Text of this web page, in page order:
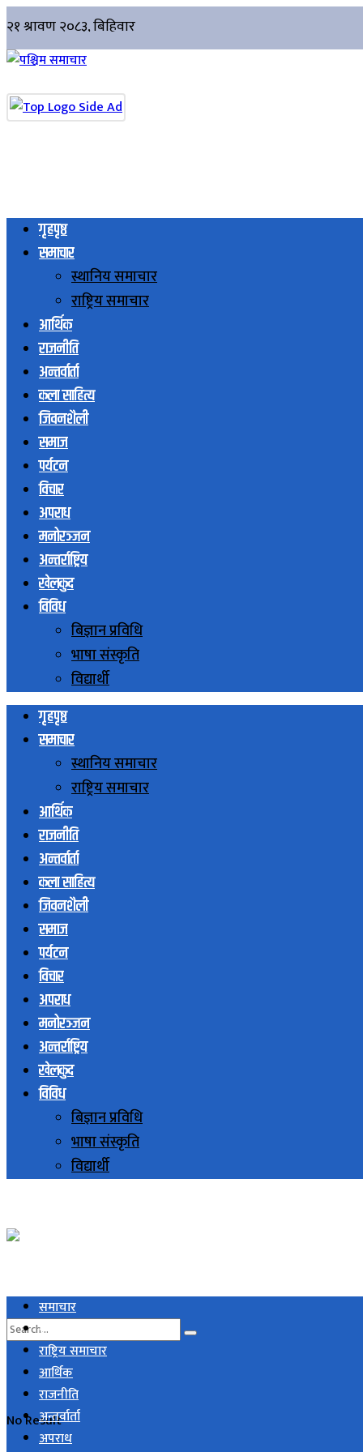
गृहपृष्ठ
समाचार
स्थानिय समाचार
राष्ट्रिय समाचार
आर्थिक
राजनीति
अन्तर्वार्ता
कला साहित्य
जिवनशैली
समाज
पर्यटन
विचार
अपराध
मनोरञ्जन
अन्तर्राष्ट्रिय
खेलकुद
विविध
बिज्ञान प्रविधि
भाषा संस्कृति
विद्यार्थी
गृहपृष्ठ
समाचार
स्थानिय समाचार
राष्ट्रिय समाचार
आर्थिक
राजनीति
अन्तर्वार्ता
कला साहित्य
जिवनशैली
समाज
पर्यटन
विचार
अपराध
मनोरञ्जन
अन्तर्राष्ट्रिय
खेलकुद
विविध
बिज्ञान प्रविधि
भाषा संस्कृति
विद्यार्थी
No Result
समाचार
स्थानिय समाचार
राष्ट्रिय समाचार
आर्थिक
राजनीति
अन्तर्वार्ता
अपराध